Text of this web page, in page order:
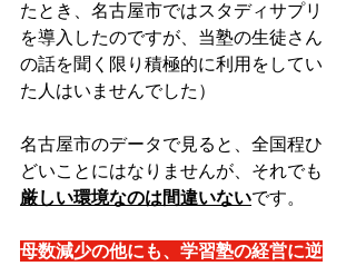
たとき、名古屋市ではスタディサプリ
を導入したのですが、当塾の生徒さん
の話を聞く限り積極的に利用をしてい
た人はいませんでした）
名古屋市のデータで見ると、全国程ひ
どいことにはなりませんが、それでも
厳しい環境なのは間違いないです。
母数減少の他にも、学習塾の経営に逆